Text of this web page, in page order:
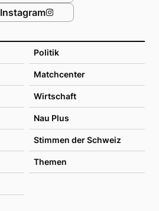
Politik
Matchcenter
Wirtschaft
Nau Plus
Stimmen der Schweiz
Themen
Instagram